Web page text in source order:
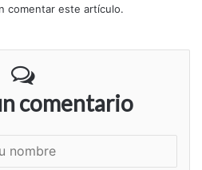
comentar este artículo.
comentario